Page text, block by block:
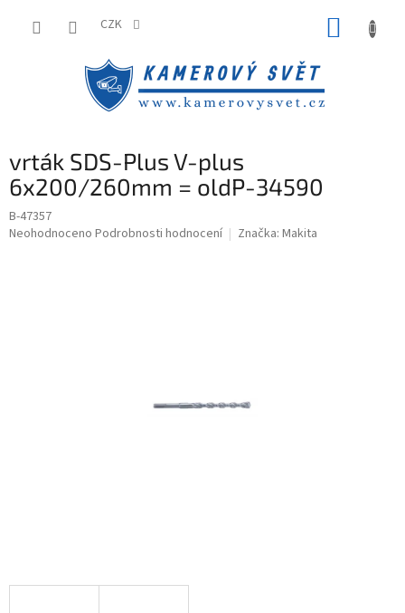
CZK
vrták SDS-Plus V-plus
6x200/260mm = oldP-34590
B-47357
Průměrné
Neohodnoceno Podrobnosti hodnocení Značka: Makita